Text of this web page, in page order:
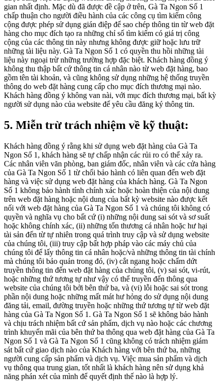
gian nhất định. Mặc dù đã được đề cập ở trên, Gà Ta Ngon Số 1
chấp thuận cho người điều hành của các công cụ tìm kiếm công
cộng được phép sử dụng gián điệp để sao chép thông tin từ web đặt
hàng cho mục đích tạo ra những chỉ số tìm kiếm có giá trị công
cộng của các thông tin này nhưng không được giữ hoặc lưu trữ
những tài liệu này. Gà Ta Ngon Số 1 có quyền thu hồi những tài
liệu này ngoại trừ những trường hợp đặc biệt. Khách hàng đồng ý
không thu thập bất cứ thông tin cá nhân nào từ web đặt hàng, bao
gồm tên tài khoản, và cũng không sử dụng những hệ thống truyền
thông do web đặt hàng cung cấp cho mục đích thương mại nào.
Khách hàng đồng ý không van nài, với mục đích thương mại, bất kỳ
người sử dụng nào của website để yêu cầu đăng ký thông tin.
5. Miễn trừ trách nhiệm về kỹ thuật:
Khách hàng đồng ý rằng khi sử dụng web đặt hàng của Gà Ta
Ngon Số 1, khách hàng sẽ tự chấp nhận các rủi ro có thể xảy ra.
Các nhân viên văn phòng, ban giám đốc, nhân viên và các cửa hàng
của Gà Ta Ngon Số 1 từ chối bảo hành có liên quan đến web đặt
hàng và việc sử dụng web đặt hàng của khách hàng. Gà Ta Ngon
Số 1 không bảo hành tính chính xác hoặc hoàn thiện của nội dung
trên web đặt hàng hoặc nội dung của bất kỳ website nào được kết
nối với web đặt hàng của Gà Ta Ngon Số 1 và chúng tôi không có
quyền và nghĩa vụ cho bất cứ (i) những nội dung sai sót và sơ suất
hoặc không chính xác, (ii) những tổn thương cá nhân hoặc hư hại
tài sản đến từ tự nhiên trong quá trình truy cập và sử dụng website
của chúng tôi, (iii) truy cập bất hợp pháp vào các máy chủ của
chúng tôi để lấy thông tin cá nhân hoặc/và những thông tin tài chính
mà chúng tôi bảo quản trong đó, (iv) cắt ngang hoặc chấm dứt
truyền thông tin đến web đặt hàng của chúng tôi, (v) sai sót, vi-rút,
hoặc những thứ tương tự như vậy có thể truyền đến thông qua
website của chúng tôi bởi bên thứ ba, và (vi) lỗi hoặc sai sót trong
phần nội dung hoặc những mất mát hư hỏng do sử dụng nội dung
đăng tải, email, đường truyền hoặc những thứ tương tự từ web đặt
hàng của Gà Ta Ngon Số 1. Gà Ta Ngon Số 1 sẽ không bảo hành
và chịu trách nhiệm bất cứ sản phẩm, dịch vụ nào hoặc các chương
trình khuyến mãi của bên thứ ba thông qua web đặt hàng của Gà Ta
Ngon Số 1 và Gà Ta Ngon Số 1 cũng không có trách nhiệm giám
sát bất cứ giao dịch nào của Khách hàng với bên thứ ba, những
người cung cấp sản phẩm và dịch vụ. Việc mua sản phẩm và dịch
vụ thông qua trung gian, tốt nhất là khách hàng nên sử dụng khả
năng phán xét của mình để quyết định thế nào là hợp lý.